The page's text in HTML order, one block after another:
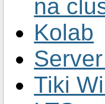
na
Kolab
Tiki